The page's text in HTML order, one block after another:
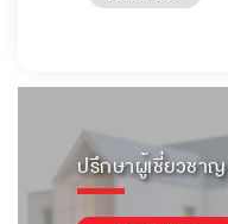
ปรึกษาผู้เชี่ยวชาญ